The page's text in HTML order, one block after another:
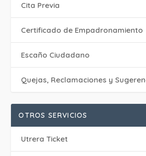
Cita Previa
Certificado de Empadronamiento
Escaño Ciudadano
Quejas, Reclamaciones y
OTROS SERVICIOS
Utrera Ticket